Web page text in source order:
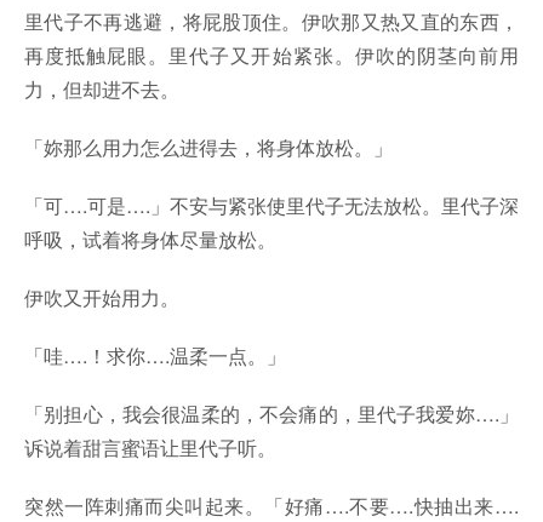
里代子不再逃避，将屁股顶住。伊吹那又热又直的东西，
再度抵触屁眼。里代子又开始紧张。伊吹的阴茎向前用
力，但却进不去。
「妳那么用力怎么进得去，将身体放松。」
「可….可是….」不安与紧张使里代子无法放松。里代子深
呼吸，试着将身体尽量放松。
伊吹又开始用力。
「哇….！求你….温柔一点。」
「别担心，我会很温柔的，不会痛的，里代子我爱妳….」
诉说着甜言蜜语让里代子听。
突然一阵刺痛而尖叫起来。「好痛….不要….快抽出来….